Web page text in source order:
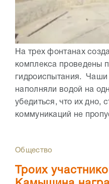
На трех фонтанах
комплекса проведены
гидроиспытания.
наполняли водой на
убедиться, что их дно,
коммуникаций не
Общество
Троих